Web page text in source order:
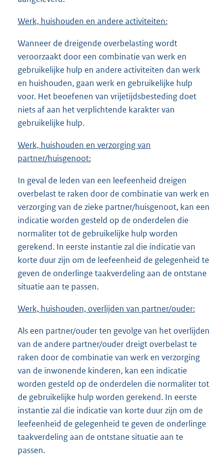
Werk, huishouden en andere activiteiten:
Wanneer de dreigende overbelasting wordt
veroorzaakt door een combinatie van werk en
gebruikelijke hulp en andere activiteiten dan werk
en huishouden, gaan werk en gebruikelijke hulp
voor. Het beoefenen van vrijetijdsbesteding doet
niets af aan het verplichtende karakter van
gebruikelijke hulp.
Werk, huishouden en verzorging van
partner/huisgenoot:
In geval de leden van een leefeenheid dreigen
overbelast te raken door de combinatie van werk en
verzorging van de zieke partner/huisgenoot, kan een
indicatie worden gesteld op de onderdelen die
normaliter tot de gebruikelijke hulp worden
gerekend. In eerste instantie zal die indicatie van
korte duur zijn om de leefeenheid de gelegenheid te
geven de onderlinge taakverdeling aan de ontstane
situatie aan te passen.
Werk, huishouden, overlijden van partner/ouder:
Als een partner/ouder ten gevolge van het overlijden
van de andere partner/ouder dreigt overbelast te
raken door de combinatie van werk en verzorging
van de inwonende kinderen, kan een indicatie
worden gesteld op de onderdelen die normaliter tot
de gebruikelijke hulp worden gerekend. In eerste
instantie zal die indicatie van korte duur zijn om de
leefeenheid de gelegenheid te geven de onderlinge
taakverdeling aan de ontstane situatie aan te
passen.